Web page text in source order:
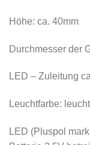
Höhe: ca. 40mm
Durchmesser der
LED – Zuleitung
Leuchtfarbe:
LED (Pluspol